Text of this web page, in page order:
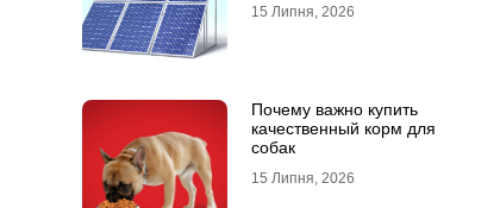
15 Липня, 2026
Почему важно купить
качественный корм для
собак
15 Липня, 2026